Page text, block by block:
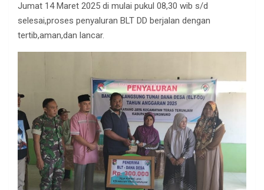
Jumat 14 Maret 2025 di mulai pukul 08,30 wib s/d
selesai,proses penyaluran BLT DD berjalan dengan
tertib,aman,dan lancar.